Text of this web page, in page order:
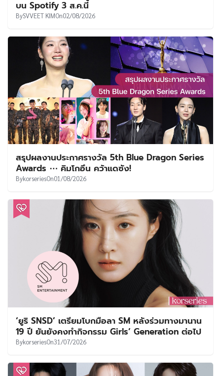
บน Spotify 3 ส.ค.นี้
BySVVEET KIMOn02/08/2026
สรุปผลงานประกาศรางวัล 5th Blue Dragon Series
Awards ⋯ คิมโกอึน คว้าแดซัง!
BykorseriesOn01/08/2026
‘ยูริ SNSD’ เตรียมโบกมือลา SM หลังร่วมทางมานาน
19 ปี ยันยังคงทำกิจกรรม Girls’ Generation ต่อไป
BykorseriesOn31/07/2026